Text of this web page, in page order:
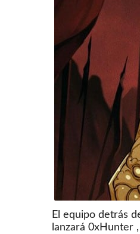
El equipo detrás
lanzará 0xHunter